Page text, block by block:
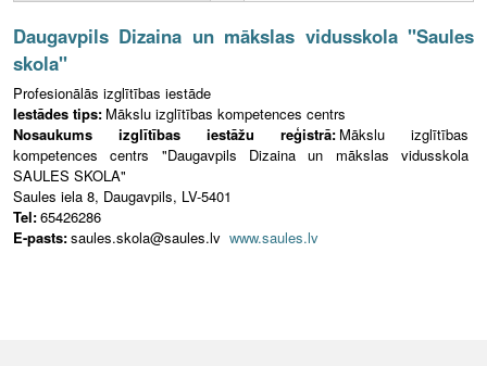
Daugavpils Dizaina un mākslas vidusskola "Saules
skola"
Profesionālās izglītības iestāde
Iestādes tips: Mākslu izglītības kompetences centrs
Nosaukums izglītības iestāžu reģistrā: Mākslu izglītības
kompetences centrs "Daugavpils Dizaina un mākslas vidusskola
SAULES SKOLA"
Saules iela 8, Daugavpils, LV-5401
Tel:65426286
E-pasts:saules.skola@saules.lv www.saules.lv